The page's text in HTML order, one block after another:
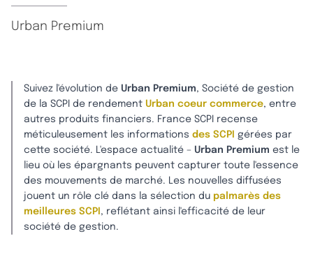
Urban Premium
Suivez l'évolution de Urban Premium, Société de gestion
de la SCPI de rendement Urban coeur commerce, entre
autres produits financiers. France SCPI recense
méticuleusement les informations des SCPI gérées par
cette société. L'espace actualité – Urban Premium est le
lieu où les épargnants peuvent capturer toute l'essence
des mouvements de marché. Les nouvelles diffusées
jouent un rôle clé dans la sélection du palmarès des
meilleures SCPI , reflétant ainsi l'efficacité de leur
société de gestion.